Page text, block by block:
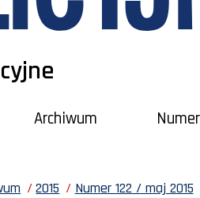
Archiwum
2015 Numer 122 / maj 2015